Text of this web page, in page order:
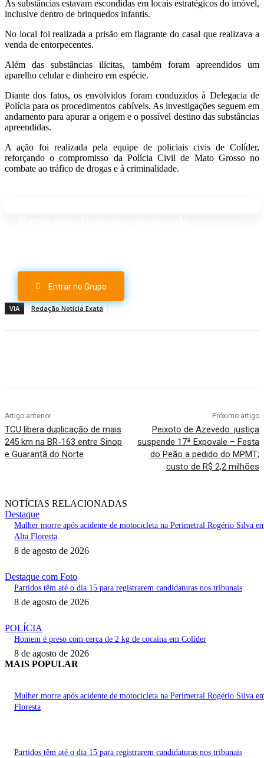
As substâncias estavam escondidas em locais estratégicos do imóvel,
inclusive dentro de brinquedos infantis.
No local foi realizada a prisão em flagrante do casal que realizava a
venda de entorpecentes.
Além das substâncias ilícitas, também foram apreendidos um
aparelho celular e dinheiro em espécie.
Diante dos fatos, os envolvidos foram conduzidos à Delegacia de
Polícia para os procedimentos cabíveis. As investigações seguem em
andamento para apurar a origem e o possível destino das substâncias
apreendidas.
A ação foi realizada pela equipe de policiais civis de Colíder,
reforçando o compromisso da Polícia Civil de Mato Grosso no
combate ao tráfico de drogas e à criminalidade.
Entrar no Grupo
VIA Redação Notícia Exata
Artigo anterior
TCU libera duplicação de mais
245 km na BR-163 entre Sinop
e Guarantã do Norte
Próximo artigo
Peixoto de Azevedo: justiça
suspende 17ª Expovale – Festa
do Peão a pedido do MPMT;
custo de R$ 2,2 milhões
NOTÍCIAS RELACIONADAS
Destaque
Mulher morre após acidente de motocicleta na Perimetral Rogério Silva
Alta Floresta
8 de agosto de 2026
Destaque com Foto
Partidos têm até o dia 15 para registrarem candidaturas nos tribunais
8 de agosto de 2026
POLÍCIA
Homem é preso com cerca de 2 kg de cocaína em Colíder
8 de agosto de 2026
MAIS POPULAR
Mulher morre após acidente de motocicleta na Perimetral Rogério Silva
Floresta
Partidos têm até o dia 15 para registrarem candidaturas nos tribunais